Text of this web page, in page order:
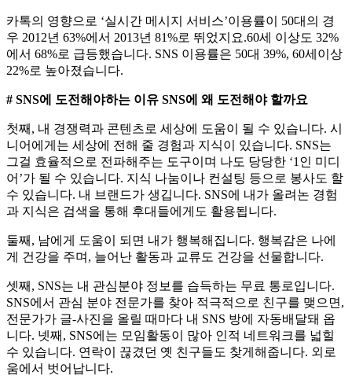
카톡의 영향으로 ‘실시간 메시지 서비스’이용률이 50대의 경
우 2012년 63%에서 2013년 81%로 뛰었지요.60세 이상도 32%
에서 68%로 급등했습니다. SNS 이용률은 50대 39%, 60세이상
22%로 높아졌습니다.
# SNS에 도전해야하는 이유 SNS에 왜 도전해야 할까요
첫째, 내 경쟁력과 콘텐츠로 세상에 도움이 될 수 있습니다. 시
니어에게는 세상에 전해 줄 경험과 지식이 있습니다. SNS는
그걸 효율적으로 전파해주는 도구이며 나도 당당한 ‘1인 미디
어’가 될 수 있습니다. 지식 나눔이나 컨설팅 등으로 봉사도 할
수 있습니다. 내 브랜드가 생깁니다. SNS에 내가 올려논 경험
과 지식은 검색을 통해 후대들에게도 활용됩니다.
둘째, 남에게 도움이 되면 내가 행복해집니다. 행복감은 나에
게 건강을 주며, 늘어난 활동과 교류도 건강을 선물합니다.
셋째, SNS는 내 관심분야 정보를 습득하는 무료 통로입니다.
SNS에서 관심 분야 전문가를 찾아 적극적으로 친구를 맺으면,
전문가가 글-사진을 올릴 때마다 내 SNS 방에 자동배달돼 옵
니다. 넷째, SNS에는 모임활동이 많아 인적 네트워크를 넓힐
수 있습니다. 연락이 끊겼던 옛 친구들도 찾게해줍니다. 외로
움에서 벗어납니다.